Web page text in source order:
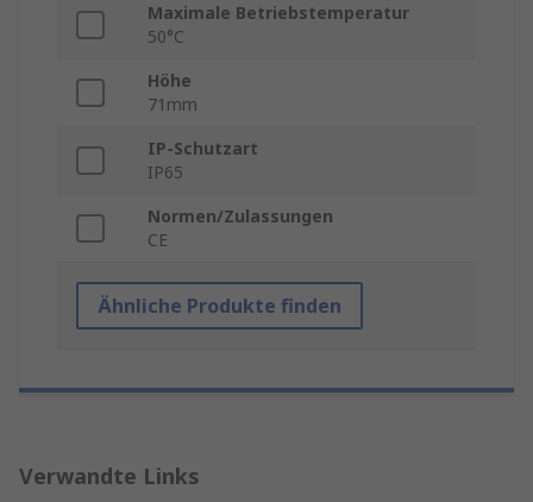
Maximale Betriebstemperatur
50°C
Höhe
71mm
IP-Schutzart
IP65
Normen/Zulassungen
CE
Ähnliche Produkte finden
Verwandte Links